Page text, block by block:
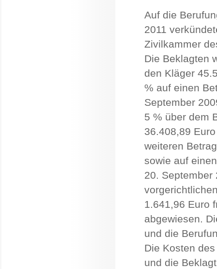
Auf die
2011
Zivilkammer
Die Beklagten
den Kläger
% auf einen
September
5 % über dem
36.408,89
weiteren
sowie auf
20. September
1.641,96 Euro
abgewiesen.
und die
Die Kosten
und die